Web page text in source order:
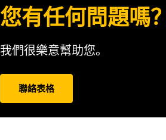
您有任何問題嗎
我們很樂意幫助您。
聯絡表格